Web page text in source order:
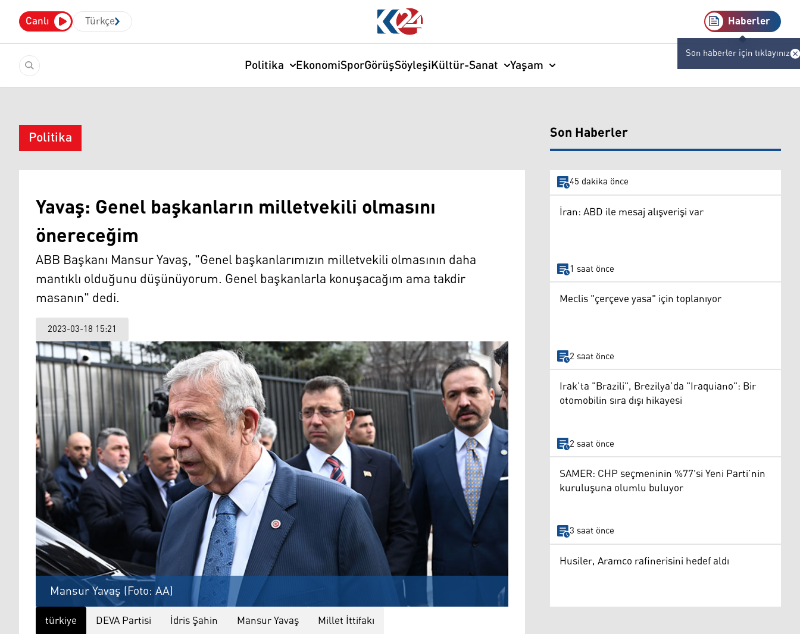
Canlı Türkçe Haberler
Son haberler için tıklayınız
Politika EkonomiSporGörüşSöyleşiKültür-Sanat Yaşam
Politika
Yavaş: Genel başkanların milletvekili olmasını
önereceğim
ABB Başkanı Mansur Yavaş, "Genel başkanlarımızın milletvekili olmasının daha
mantıklı olduğunu düşünüyorum. Genel başkanlarla konuşacağım ama takdir
masanın" dedi.
2023-03-18 15:21
Mansur Yavaş (Foto: AA)
türkiye DEVA Partisi İdris Şahin Mansur Yavaş Millet İttifakı
Son Haberler
45 dakika önce
İran: ABD ile mesaj alışverişi var
1 saat önce
Meclis "çerçeve yasa" için toplanıyor
2 saat önce
Irak’ta "Brazili", Brezilya’da "Iraquiano": Bir
otomobilin sıra dışı hikayesi
2 saat önce
SAMER: CHP seçmeninin %77'si Yeni Parti’nin
kuruluşuna olumlu buluyor
3 saat önce
Husiler, Aramco rafinerisini hedef aldı